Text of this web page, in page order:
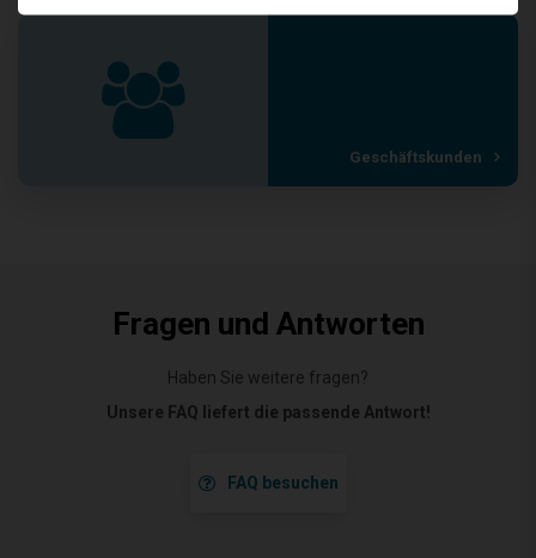
Geschäftskunden
Fragen und Antworten
Haben Sie weitere fragen?
Unsere FAQ liefert die passende Antwort!
FAQ besuchen